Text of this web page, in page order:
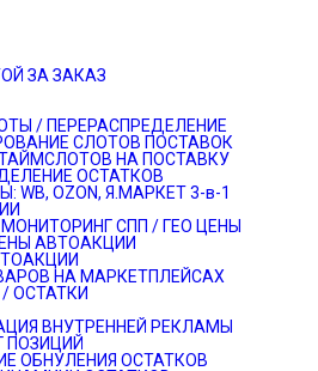
ЗА ЗАКАЗ
/ ПЕРЕРАСПРЕДЕЛЕНИЕ
СЛОТОВ ПОСТАВОК
НА ПОСТАВКУ
ОСТАТКОВ
OZON, Я.МАРКЕТ 3-в-1
МОНИТОРИНГ СПП / ГЕО ЦЕНЫ
АВТОАКЦИИ
НА МАРКЕТПЛЕЙСАХ
ОСТАТКИ
ВНУТРЕННЕЙ РЕКЛАМЫ
ПОЗИЦИЙ
ОБНУЛЕНИЯ ОСТАТКОВ